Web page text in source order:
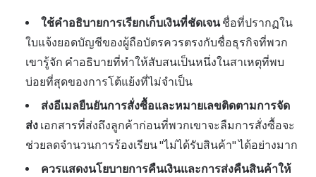
ใช้คำอธิบายการเรียกเก็บเงินที่ชัดเจนชื่อที่ปรากฏใน
ใบแจ้งยอดบัญชีของผู้ถือบัตรควรตรงกับชื่อธุรกิจที่พวก
เขารู้จัก คำอธิบายที่ทำให้สับสนเป็นหนึ่งในสาเหตุที่พบ
บ่อยที่สุดของการโต้แย้งที่ไม่จำเป็น
ส่งอีเมลยืนยันการสั่งซื้อและหมายเลขติดตามการจัด
ส่ง เอกสารที่ส่งถึงลูกค้าก่อนที่พวกเขาจะลืมการสั่งซื้อจะ
ช่วยลดจำนวนการร้องเรียน "ไม่ได้รับสินค้า" ได้อย่างมาก
ควรแสดงนโยบายการคืนเงินและการส่งคืนสินค้าให้